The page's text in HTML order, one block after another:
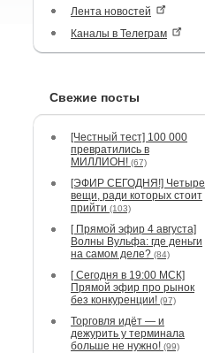
Лента новостей
Каналы в Телеграм
Свежие посты
[Честный тест] 100 000
превратились в
МИЛЛИОН! (67)
[ЭФИР СЕГОДНЯ!] Четыре
вещи, ради которых стоит
прийти (103)
[ Прямой эфир 4 августа]
Волны Вульфа: где деньги
на самом деле? (84)
[ Сегодня в 19:00 МСК]
Прямой эфир про рынок
без конкуренции! (97)
Торговля идёт — и
дежурить у терминала
больше не нужно! (99)